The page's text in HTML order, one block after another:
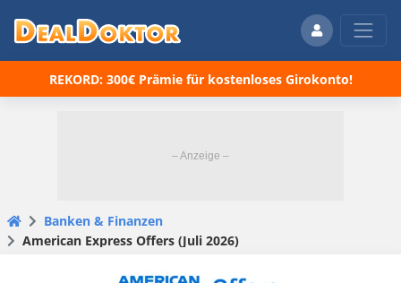
REKORD: 300€ Prämie für kostenloses Girokonto!
Banken & Finanzen
American Express Offers (Juli 2026)